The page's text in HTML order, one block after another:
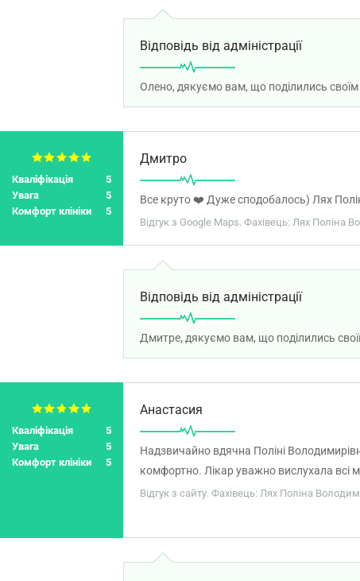
Відповідь від адміністрації
Олено, дякуємо вам, що поділились
Кваліфікація
5
Увага
5
Комфорт клініки
5
Дмитро
Все круто ❤️ Дуже сподобалось) Лях
Відгук з Google Maps. Фахівець: Лях Поліна
Відповідь від адміністрації
Дмитре, дякуємо вам, що поділились
Кваліфікація
5
Увага
5
Комфорт клініки
5
Анастасия
Надзвичайно вдячна Поліні
комфортно. Лікар уважно вислухала всі
приємно відчувати турботу і бачити
Відгук з сайту. Фахівець: Лях Поліна